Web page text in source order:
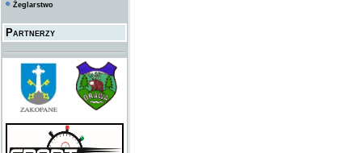
Żeglarstwo
Partnerzy